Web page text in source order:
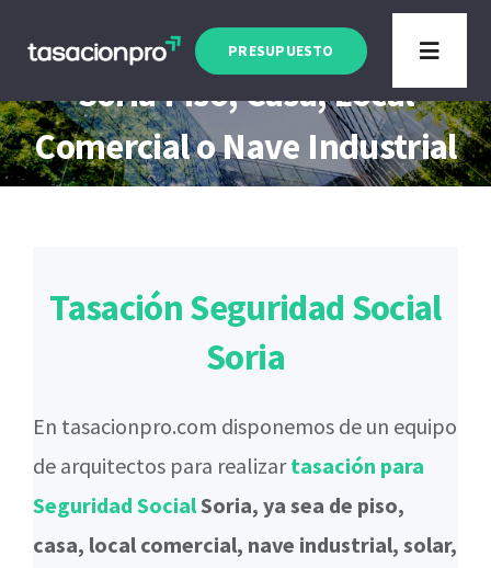
Toggle
Tipo de Inmueble
Finalidad
PRESUPUESTO
Tasación Seguridad Social
Soria Piso, Casa, Local
Comercial o Nave Industrial
Tasación Seguridad Social
Soria
En tasacionpro.com disponemos de un equipo
de arquitectos para realizartasación para
Seguridad SocialSoria, ya sea de piso,
casa, local comercial, nave industrial, solar,